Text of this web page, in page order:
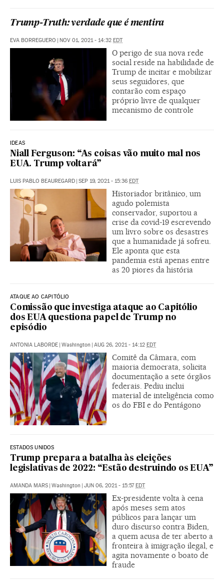
Trump-Truth: verdade que é mentira
EVA BORREGUERO NOV 01, 2021 - 14:32 EDT
O perigo de sua nova rede
social reside na habilidade de
Trump de incitar e mobilizar
seus seguidores, que
contarão com espaço
próprio livre de qualquer
mecanismo de controle
IDEAS
Niall Ferguson: “As coisas vão muito mal nos
EUA. Trump voltará”
LUIS PABLO BEAUREGARD SEP 19, 2021 - 15:36 EDT
Historiador britânico, um
agudo polemista
conservador, suportou a
crise da covid-19 escrevendo
um livro sobre os desastres
que a humanidade já sofreu.
Ele aponta que esta
pandemia está apenas entre
as 20 piores da história
ATAQUE AO CAPITÓLIO
Comissão que investiga ataque ao Capitólio
dos EUA questiona papel de Trump no
episódio
ANTONIA LABORDE Washington AUG 26, 2021 - 14:12 EDT
Comitê da Câmara, com
maioria democrata, solicita
documentação a sete órgãos
federais. Pediu inclui
material de inteligência como
os do FBI e do Pentágono
ESTADOS UNIDOS
Trump prepara a batalha às eleições
legislativas de 2022: “Estão destruindo os EUA”
AMANDA MARS | Washington | JUN 06, 2021 - 15:57EDT
Ex-presidente volta à cena
após meses sem atos
públicos para lançar um
duro discurso contra Biden,
a quem acusa de ter aberto a
fronteira à imigração ilegal, e
agita novamente o boato de
fraude